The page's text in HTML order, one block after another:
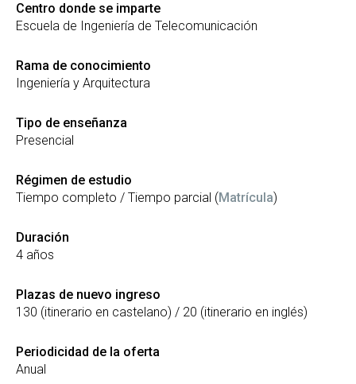
Centro donde se imparte
Escuela de Ingeniería de Telecomunicación
Rama de conocimiento
Ingeniería y Arquitectura
Tipo de enseñanza
Presencial
Régimen de estudio
Tiempo completo / Tiempo parcial ( Matrícula)
Duración
4 años
Plazas de nuevo ingreso
130 (itinerario en castelano) / 20 (itinerario en inglés)
Periodicidad de la oferta
Anual